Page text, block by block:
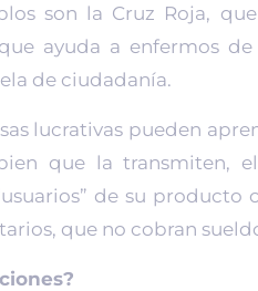
son la Cruz Roja,
ayuda a enfermos
de ciudadanía.
lucrativas pueden
que la transmiten,
de su
que no cobran